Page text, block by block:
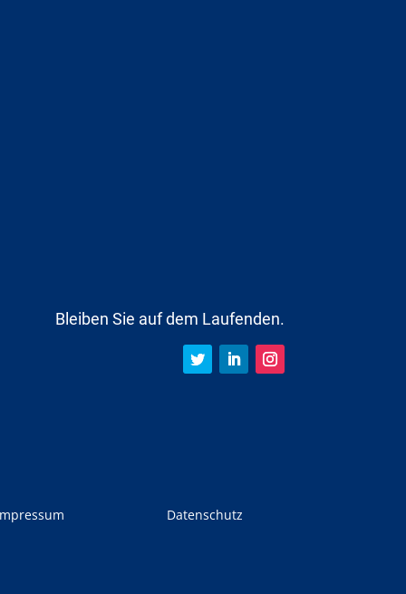
Bleiben Sie auf dem Laufenden.
Datenschutz